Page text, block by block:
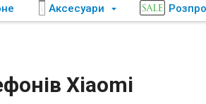
Аксесуари
Xiaomi